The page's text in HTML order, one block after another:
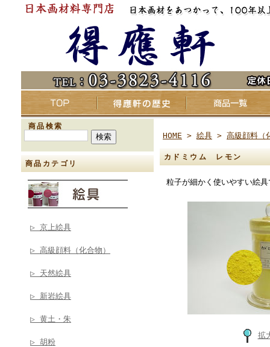
商品検索
商品カテゴリ
▷ 京上絵具
▷ 高級顔料（化合物）
▷ 天然絵具
▷ 新岩絵具
▷ 黄土・朱
▷ 胡粉
HOME > 絵具 > 高級顔料（
カドミウム レモン
粒子が細かく使いやすい絵
拡